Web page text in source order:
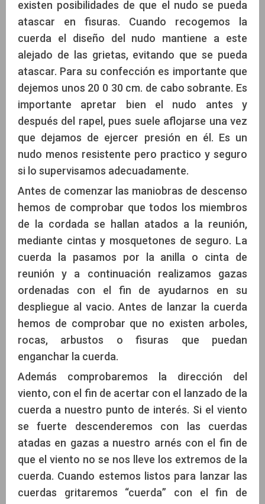
existen posibilidades de que el nudo se pueda
atascar en fisuras. Cuando recogemos la
cuerda el diseño del nudo mantiene a este
alejado de las grietas, evitando que se pueda
atascar. Para su confección es importante que
dejemos unos 20 0 30 cm. de cabo sobrante. Es
importante apretar bien el nudo antes y
después del rapel, pues suele aflojarse una vez
que dejamos de ejercer presión en él. Es un
nudo menos resistente pero practico y seguro
si lo supervisamos adecuadamente.
Antes de comenzar las maniobras de descenso
hemos de comprobar que todos los miembros
de la cordada se hallan atados a la reunión,
mediante cintas y mosquetones de seguro. La
cuerda la pasamos por la anilla o cinta de
reunión y a continuación realizamos gazas
ordenadas con el fin de ayudarnos en su
despliegue al vacio. Antes de lanzar la cuerda
hemos de comprobar que no existen arboles,
rocas, arbustos o fisuras que puedan
enganchar la cuerda.
Además comprobaremos la dirección del
viento, con el fin de acertar con el lanzado de la
cuerda a nuestro punto de interés. Si el viento
se fuerte descenderemos con las cuerdas
atadas en gazas a nuestro arnés con el fin de
que el viento no se nos lleve los extremos de la
cuerda. Cuando estemos listos para lanzar las
cuerdas gritaremos “cuerda” con el fin de